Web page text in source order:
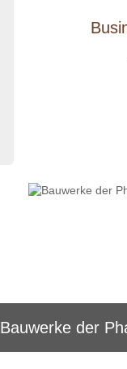
Bauwerke der